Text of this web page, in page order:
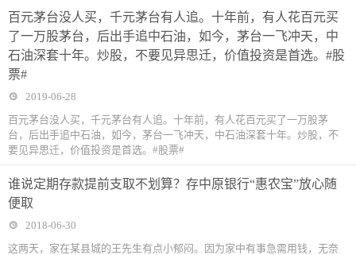
百元茅台没人买，千元茅台有人追。十年前，有人花百元买
了一万股茅台，后出手追中石油，如今，茅台一飞冲天，中
石油深套十年。炒股，不要见异思迁，价值投资是首选。#股
票#
2019-06-28
百元茅台没人买，千元茅台有人追。十年前，有人花百元买了一万股茅
台，后出手追中石油，如今，茅台一飞冲天，中石油深套十年。炒股，不
要见异思迁，价值投资是首选。#股票#
谁说定期存款提前支取不划算？存中原银行“惠农宝”放心随
便取
2018-06-30
这两天，家在某县城的王先生有点小郁闷。因为家中有事急需用钱，无奈